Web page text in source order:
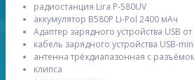
радиостанция Lira P-580UV
аккумулятор B580P Li-Pol 2400 мАч
Адаптер зарядного устройства USB
кабель зарядного устройства USB-
антенна трёхдиапазонная с
клипса